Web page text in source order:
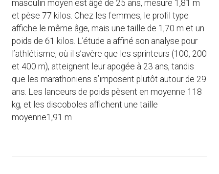
masculin moyen est âgé de 25 ans, mesure 1,81 m
et pèse 77 kilos. Chez les femmes, le profil type
affiche le même âge, mais une taille de 1,70 m et un
poids de 61 kilos. L’étude a affiné son analyse pour
l’athlétisme, où il s’avère que les sprinteurs (100, 200
et 400 m), atteignent leur apogée à 23 ans, tandis
que les marathoniens s’imposent plutôt autour de 29
ans. Les lanceurs de poids pèsent en moyenne 118
kg, et les discoboles affichent une taille
moyenne1,91 m.